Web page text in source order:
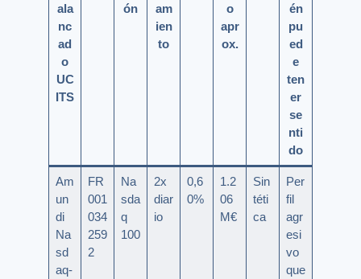
ala
nc
ad
o
UC
ITS
ón
am
ien
to
o
apr
ox.
én
pu
ed
e
ten
er
se
nti
do
Am
un
di
Na
sd
aq-
FR
001
034
259
2
Na
sda
q
100
2x
diar
io
0,6
0%
1.2
06
M€
Sin
téti
ca
Per
fil
agr
esi
vo
que